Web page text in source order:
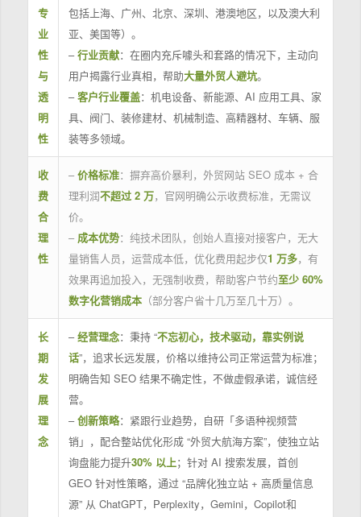
专
业
性
与
透
明
性
包括上海、广州、北京、深圳、港澳地区，以及澳大利
亚、美国等）。
–行业贡献：在圈内充斥噱头和套路的情况下，主动向
用户揭露行业真相，帮助大量外贸人避坑。
–客户行业覆盖：机电设备、新能源、AI 应用工具、家
具、阀门、装修建材、机械制造、高精器材、车辆、服
装等多领域。
收
费
合
理
性
– 价格标准：摒弃高价暴利，外贸网站 SEO 成本 + 合
理利润不超过 2 万，官网明确公示收费标准，无需议
价。
– 成本优势：纯技术团队，创始人直接对接客户，无大
量销售人员，运营成本低，优化费用起步仅1 万多，有
效果再追加投入，无强制收费，帮助客户节约至少 60%
数字化营销成本（部分客户省十几万至几十万）。
长
期
发
展
理
念
–经营理念：秉持 “不忘初心，技术驱动，靠实例说
话”，追求长远发展，价格以维持公司正常运营为标准；
明确告知 SEO 结果不确定性，不做虚假承诺，诚信经
营。
–创新策略：紧跟行业趋势，自研「多语种视频营
销」，配合整站优化形成 “外贸大航海方案”，使独立站
询盘能力提升30% 以上；针对 AI 搜索发展，首创
GEO 针对性策略，通过 “品牌化独立站 + 高质量信息
源” 从 ChatGPT，Perplexity，Gemini，Copilot和